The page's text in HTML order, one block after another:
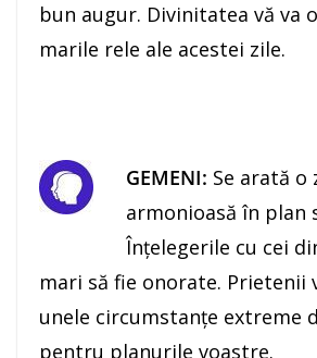
bun augur. Divinitatea vă va
marile rele ale acestei zile.
GEMENI: Se arată o
armonioasă în plan
Înţelegerile cu cei
mari să fie onorate. Prietenii
unele circumstanţe extreme
pentru planurile voastre.